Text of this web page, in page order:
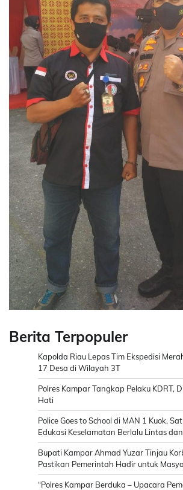
Berita Terpopuler
Kapolda Riau Lepas Tim Ekspedisi
17 Desa di Wilayah 3T
Polres Kampar Tangkap Pelaku KDRT,
Hati
Police Goes to School di MAN 1 Kuok,
Edukasi Keselamatan Berlalu Lintas
Bupati Kampar Ahmad Yuzar Tinjau
Pastikan Pemerintah Hadir untuk
“Polres Kampar Berduka – Upacara